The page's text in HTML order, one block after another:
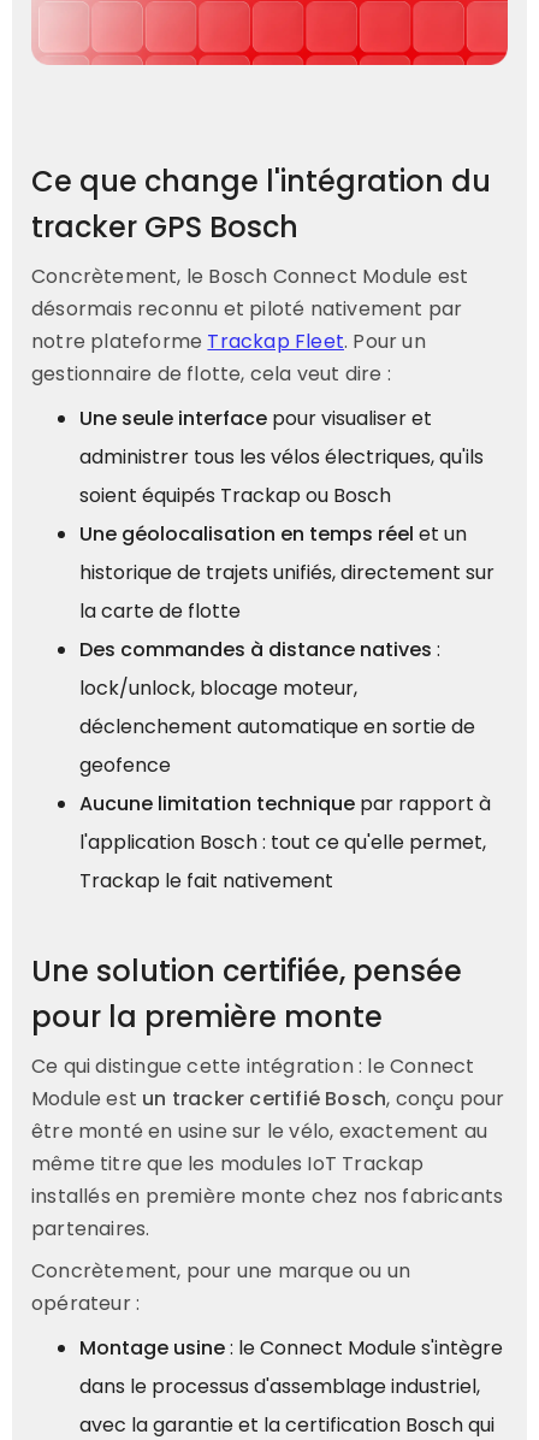
Ce que change l'intégration du
tracker GPS Bosch
Concrètement, le Bosch Connect Module est
désormais reconnu et piloté nativement par
notre plateforme Trackap Fleet. Pour un
gestionnaire de flotte, cela veut dire :
Une seule interface pour visualiser et
administrer tous les vélos électriques, qu'ils
soient équipés Trackap ou Bosch
Une géolocalisation en temps réel et un
historique de trajets unifiés, directement sur
la carte de flotte
Des commandes à distance natives :
lock/unlock, blocage moteur,
déclenchement automatique en sortie de
geofence
Aucune limitation technique par rapport à
l'application Bosch : tout ce qu'elle permet,
Trackap le fait nativement
Une solution certifiée, pensée
pour la première monte
Ce qui distingue cette intégration : le Connect
Module est un tracker certifié Bosch, conçu pour
être monté en usine sur le vélo, exactement au
même titre que les modules IoT Trackap
installés en première monte chez nos fabricants
partenaires.
Concrètement, pour une marque ou un
opérateur :
Montage usine: le Connect Module s'intègre
dans le processus d'assemblage industriel,
avec la garantie et la certification Bosch qui